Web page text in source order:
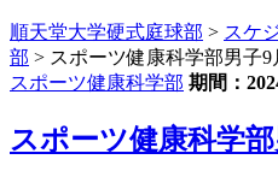
順天堂大学硬式庭球部 > スケ
部 > スポーツ健康科学部男子9
スポーツ健康科学部 期間：
スポーツ健康科学